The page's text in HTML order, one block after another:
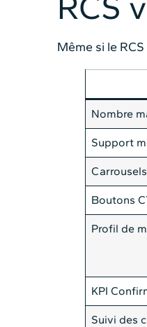
Même si le
Nombre
Support
Boutons
Profil de
KPI
Suivi des